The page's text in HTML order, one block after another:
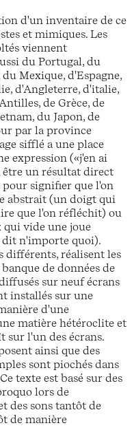
d'un inventaire de ce
et mimiques. Les
viennent
du Portugal, du
Mexique, d'Espagne,
d'Angleterre, d'italie,
de Grèce, de
du Japon, de
par la province
sifflé a une place
expression («j'en ai
être un résultat direct
signifier que l'on
abstrait (un doigt qui
que l'on réfléchit) ou
vide une joue
dit n'importe quoi).
différents, réalisent les
de données de
sur neuf écrans
installés sur une
d'une
matière hétéroclite et
sur l'un des écrans.
ainsi que des
sont piochés dans
texte est basé sur des
lors de
des sons tantôt de
de manière